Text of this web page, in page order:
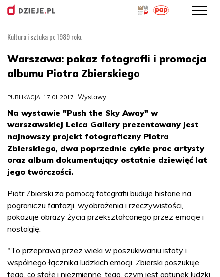
treści
Kultura i sztuka po 1989 roku
Warszawa: pokaz fotografii i promocja
albumu Piotra Zbierskiego
PUBLIKACJA: 17.01.2017 Wystawy
Na wystawie "Push the Sky Away" w
warszawskiej Leica Gallery prezentowany jest
najnowszy projekt fotograficzny Piotra
Zbierskiego, dwa poprzednie cykle prac artysty
oraz album dokumentujący ostatnie dziewięć lat
jego twórczości.
Piotr Zbierski za pomocą fotografii buduje historie na
pograniczu fantazji, wyobrażenia i rzeczywistości,
pokazuje obrazy życia przekształconego przez emocje i
nostalgię.
"To przeprawa przez wieki w poszukiwaniu istoty i
wspólnego łącznika ludzkich emocji. Zbierski poszukuje
tego, co stałe i niezmienne, tego, czym jest gatunek ludzki